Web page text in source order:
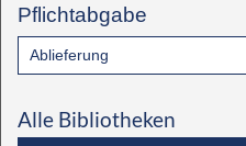
Pflichtabgabe
Ablieferung
Alle Bibliotheken